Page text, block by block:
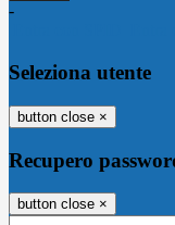
-
Seleziona utente
button close ×
Recupero
button close ×